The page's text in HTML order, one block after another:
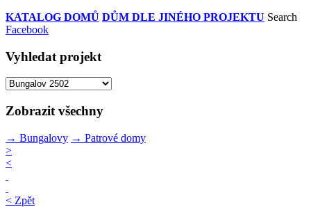
KATALOG DOMŮ DŮM DLE JINÉHO PROJEKTU Search
Facebook
Vyhledat projekt
Zobrazit všechny
→ Bungalovy → Patrové domy
>
<
< Zpět